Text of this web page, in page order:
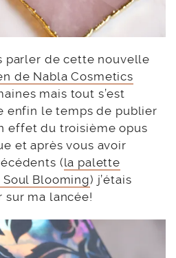
parler de cette nouvelle
de Nabla Cosmetics
mais tout s’est
enfin le temps de publier
effet du troisième opus
et après vous avoir
(la palette
Blooming) j’étais
ma lancée!